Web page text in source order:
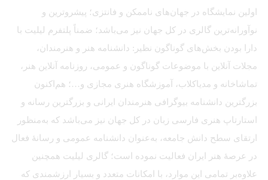
اولین نمایشگاه در جهان‌های ناممکن و فانتزی؛ پیشروترین و
نوآورانه‌ترین گالری در کل جهان نیز می‌باشد؛ ضمناً پلتفرم لیلیت با
دارا بودن بخش‌های گوناگون نظیر: دانشنامه هنر و هنرمندان،
مجلات آنلاین با موضوعات گوناگون و عمومی، روزنامه آنلاین هنر،
تماشاخانه و مدیاکلاب، آموزشگاه هنری مجازی و…؛ هم‌اکنون
بزرگترین دانشنامه بیوگرافی هنرمندان ایرانی و بزرگترین رسانه و
استارتاپ هنری فارسی زبان در کل جهان نیز می‌باشد که به‌منظور
ارتقای سطح دانش جامعه، به‌عنوان دانشنامه عمومی و رسانهٔ فعال
در عرصهٔ هنر ایران فعالیت نموده است؛ گالری لیلیت همچنین
علاوه‌بر تمامی این موارد، با امکانات متعدد و بسیار ارزشمندی که